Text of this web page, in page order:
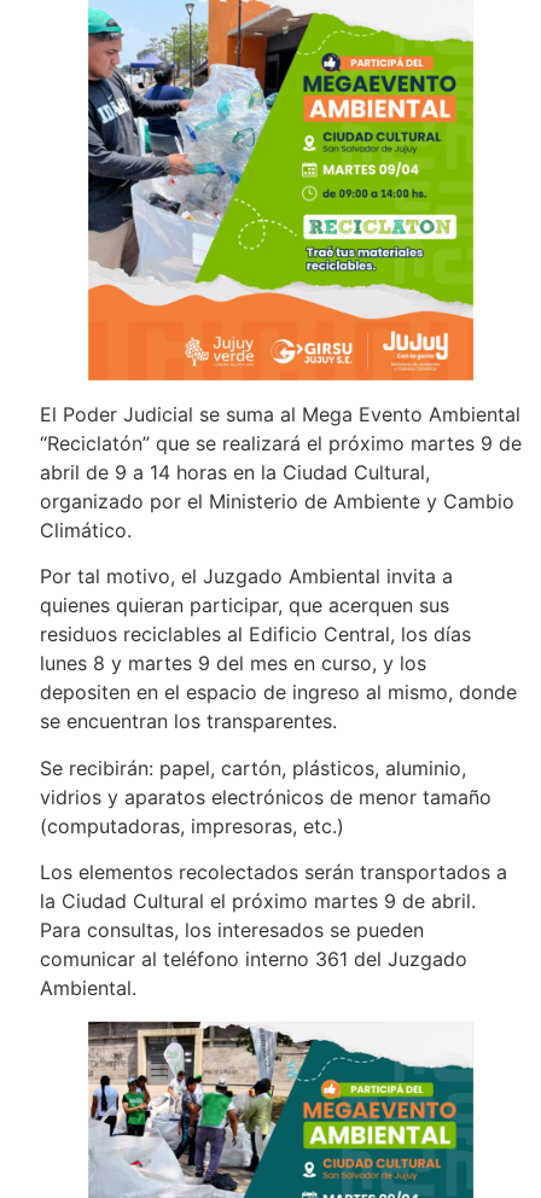
El Poder Judicial se suma al Mega Evento Ambiental
“Reciclatón” que se realizará el próximo martes 9 de
abril de 9 a 14 horas en la Ciudad Cultural,
organizado por el Ministerio de Ambiente y Cambio
Climático.
Por tal motivo, el Juzgado Ambiental invita a
quienes quieran participar, que acerquen sus
residuos reciclables al Edificio Central, los días
lunes 8 y martes 9 del mes en curso, y los
depositen en el espacio de ingreso al mismo, donde
se encuentran los transparentes.
Se recibirán: papel, cartón, plásticos, aluminio,
vidrios y aparatos electrónicos de menor tamaño
(computadoras, impresoras, etc.)
Los elementos recolectados serán transportados a
la Ciudad Cultural el próximo martes 9 de abril.
Para consultas, los interesados se pueden
comunicar al teléfono interno 361 del Juzgado
Ambiental.